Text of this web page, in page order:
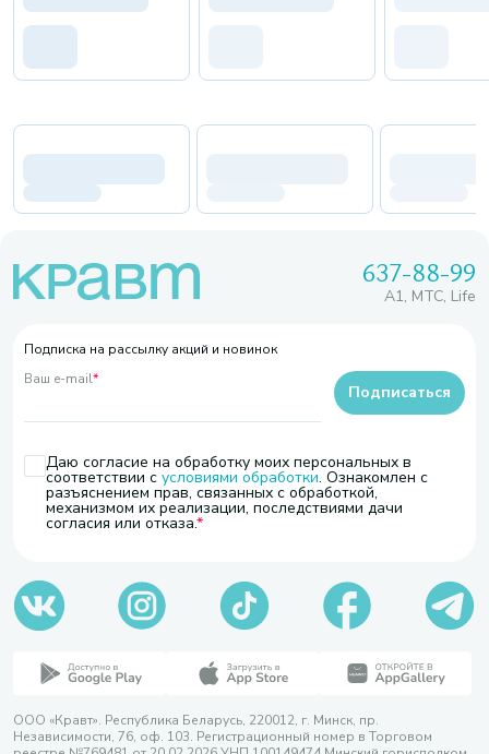
637-88-99
A1, МТС, Life
Подписка на рассылку акций и новинок
Ваш e-mail*
Даю согласие на обработку моих персональных в
соответствии с условиями обработки. Ознакомлен с
разъяснением прав, связанных с обработкой,
механизмом их реализации, последствиями дачи
согласия или отказа.
Подписаться
ООО «Кравт». Республика Беларусь, 220012, г. Минск, пр.
Независимости, 76, оф. 103. Регистрационный номер в Торговом